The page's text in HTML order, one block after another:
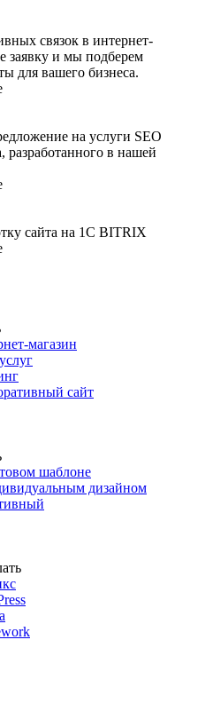
связок в интернет-
заявку и мы подберем
для вашего бизнеса.
на услуги SEO
разработанного в нашей
сайта на 1C BITRIX
магазин
сайт
шаблоне
дизайном